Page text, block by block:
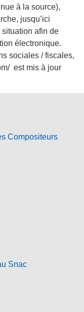
à la source),
jusqu’ici
afin de
électronique.
sociales / fiscales,
est mis à jour
Compositeurs
Snac